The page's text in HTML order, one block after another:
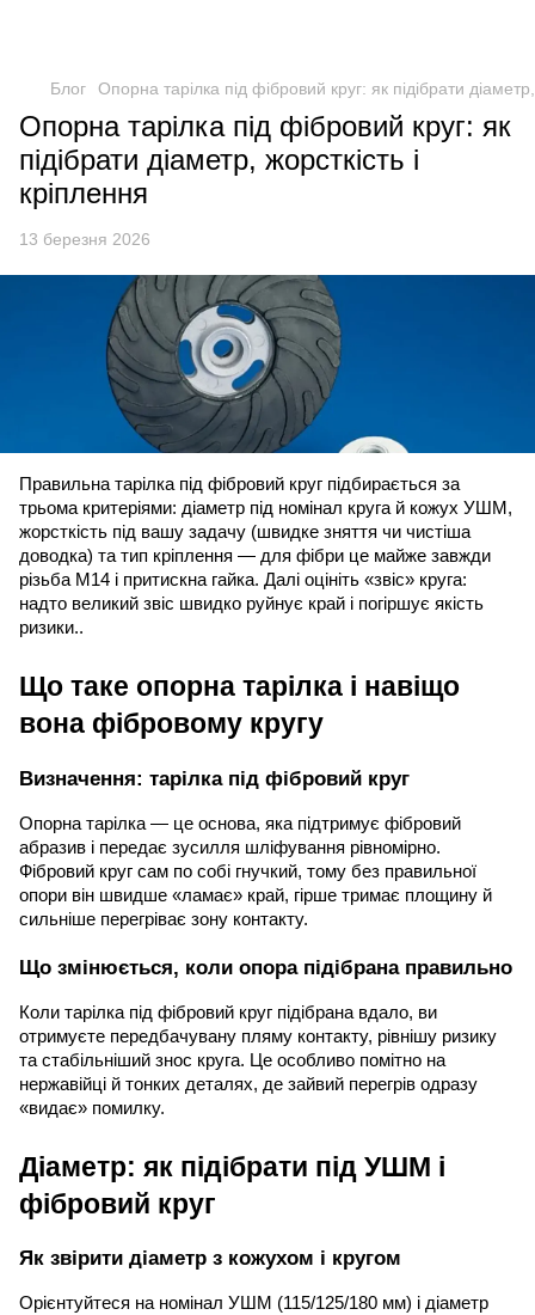
Блог Опорна тарілка під фібровий круг: як підібрати діаметр,
Опорна тарілка під фібровий круг: як
підібрати діаметр, жорсткість і
кріплення
13 березня 2026
Правильна тарілка під фібровий круг підбирається за
трьома критеріями: діаметр під номінал круга й кожух УШМ,
жорсткість під вашу задачу (швидке зняття чи чистіша
доводка) та тип кріплення — для фібри це майже завжди
різьба М14 і притискна гайка. Далі оцініть «звіс» круга:
надто великий звіс швидко руйнує край і погіршує якість
ризики..
Що таке опорна тарілка і навіщо
вона фібровому кругу
Визначення: тарілка під фібровий круг
Опорна тарілка — це основа, яка підтримує фібровий
абразив і передає зусилля шліфування рівномірно.
Фібровий круг сам по собі гнучкий, тому без правильної
опори він швидше «ламає» край, гірше тримає площину й
сильніше перегріває зону контакту.
Що змінюється, коли опора підібрана правильно
Коли тарілка під фібровий круг підібрана вдало, ви
отримуєте передбачувану пляму контакту, рівнішу ризику
та стабільніший знос круга. Це особливо помітно на
нержавійці й тонких деталях, де зайвий перегрів одразу
«видає» помилку.
Діаметр: як підібрати під УШМ і
фібровий круг
Як звірити діаметр з кожухом і кругом
Орієнтуйтеся на номінал УШМ (115/125/180 мм) і діаметр